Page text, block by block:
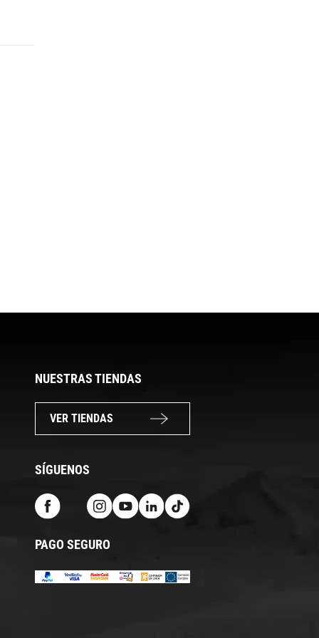
NUESTRAS TIENDAS
VER TIENDAS
SÍGUENOS
PAGO SEGURO